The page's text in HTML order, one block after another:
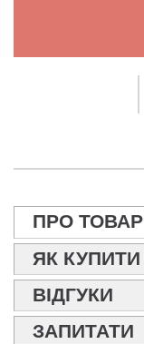
ПРО ТОВАР
ЯК КУПИТИ
ВІДГУКИ
ЗАПИТАТИ